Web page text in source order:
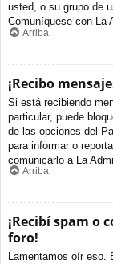
usted, o su grupo de
Comuníquese con La
Arriba
¡Recibo
Si está recibiendo
particular, puede
de las opciones del
para informar o
comunicarlo a La
Arriba
¡Recibí spam o
foro!
Lamentamos oír eso.